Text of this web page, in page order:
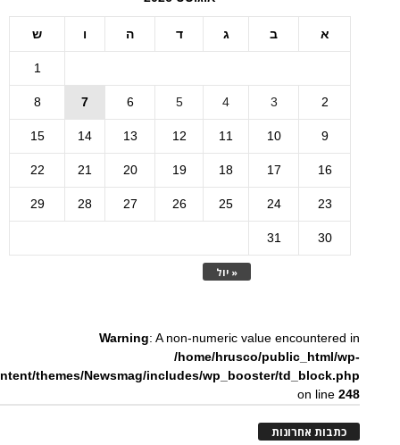
א ב ג ד ה ו ש
« יול
1
2
3
4
5
6
7
8
9
10
11
12
13
14
15
16
17
18
19
20
21
22
23
24
25
26
27
28
29
30
31
Warning: A non-numeric value encountered in
/home/hrusco/public_html/wp-
themes/Newsmag/includes/wp_booster/td_block.php
on line248
כתבות אחרונות